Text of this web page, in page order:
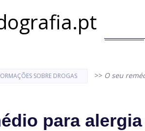
SOBRE DROGAS >> O seu
para